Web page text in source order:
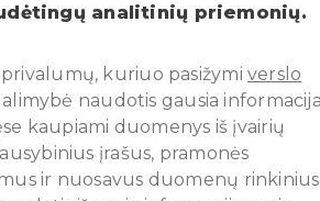
analitinių priemonių.
kuriuo pasižymiverslo
naudotis gausia
kaupiami duomenys iš įvairių
įrašus, pramonės
ir nuosavus duomenų